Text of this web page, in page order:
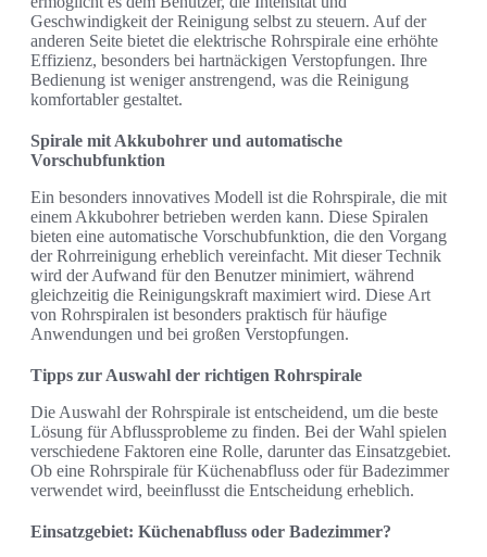
Geschwindigkeit der Reinigung selbst zu steuern. Auf der
anderen Seite bietet die elektrische Rohrspirale eine erhöhte
Effizienz, besonders bei hartnäckigen Verstopfungen. Ihre
Bedienung ist weniger anstrengend, was die Reinigung
komfortabler gestaltet.
Spirale mit Akkubohrer und automatische
Vorschubfunktion
Ein besonders innovatives Modell ist die Rohrspirale, die mit
einem Akkubohrer betrieben werden kann. Diese Spiralen
bieten eine automatische Vorschubfunktion, die den Vorgang
der Rohrreinigung erheblich vereinfacht. Mit dieser Technik
wird der Aufwand für den Benutzer minimiert, während
gleichzeitig die Reinigungskraft maximiert wird. Diese Art
von Rohrspiralen ist besonders praktisch für häufige
Anwendungen und bei großen Verstopfungen.
Tipps zur Auswahl der richtigen Rohrspirale
Die Auswahl der Rohrspirale ist entscheidend, um die beste
Lösung für Abflussprobleme zu finden. Bei der Wahl spielen
verschiedene Faktoren eine Rolle, darunter das Einsatzgebiet.
Ob eine Rohrspirale für Küchenabfluss oder für Badezimmer
verwendet wird, beeinflusst die Entscheidung erheblich.
Einsatzgebiet: Küchenabfluss oder Badezimmer?